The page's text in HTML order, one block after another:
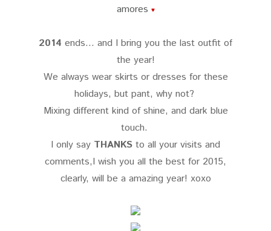
amores ♥
2014 ends... and I bring you the last outfit of
the year!
We always wear skirts or dresses for these
holidays, but pant, why not?
Mixing different kind of shine, and dark blue
touch.
I only say THANKS to all your visits and
comments,I wish you all the best for 2015,
clearly, will be a amazing year! xoxo